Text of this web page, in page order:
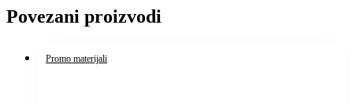
Povezani proizvodi
Promo materijali